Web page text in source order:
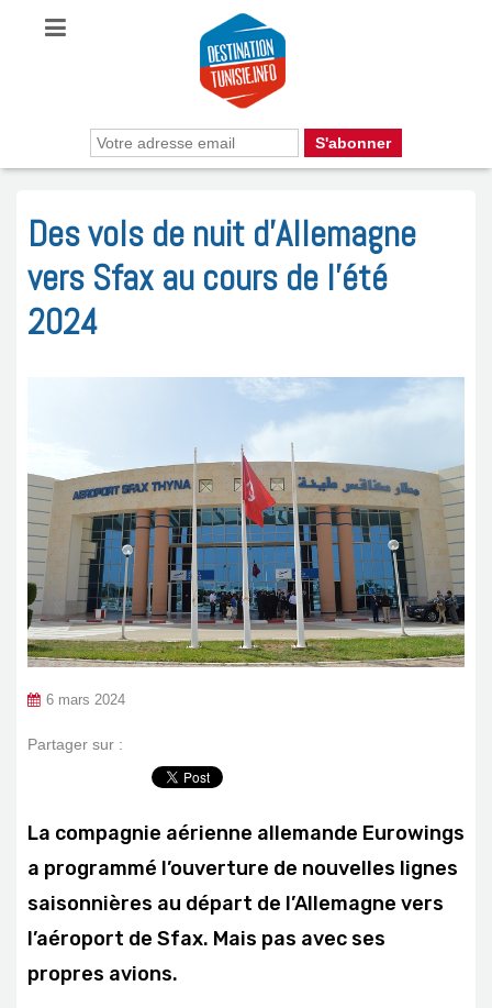
Des vols de nuit d’Allemagne
vers Sfax au cours de l’été
2024
6 mars 2024
Partager sur :
La compagnie aérienne allemande Eurowings
a programmé l’ouverture de nouvelles lignes
saisonnières au départ de l’Allemagne vers
l’aéroport de Sfax. Mais pas avec ses
propres avions.